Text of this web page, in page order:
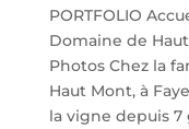
PORTFOLIO
Domaine de
Photos Chez la
Haut Mont, à
la vigne depuis 7